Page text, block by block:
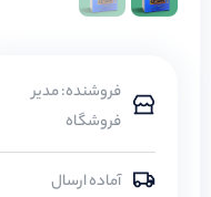
فروشنده: مدیر
فروشگاه
آماده ارسال